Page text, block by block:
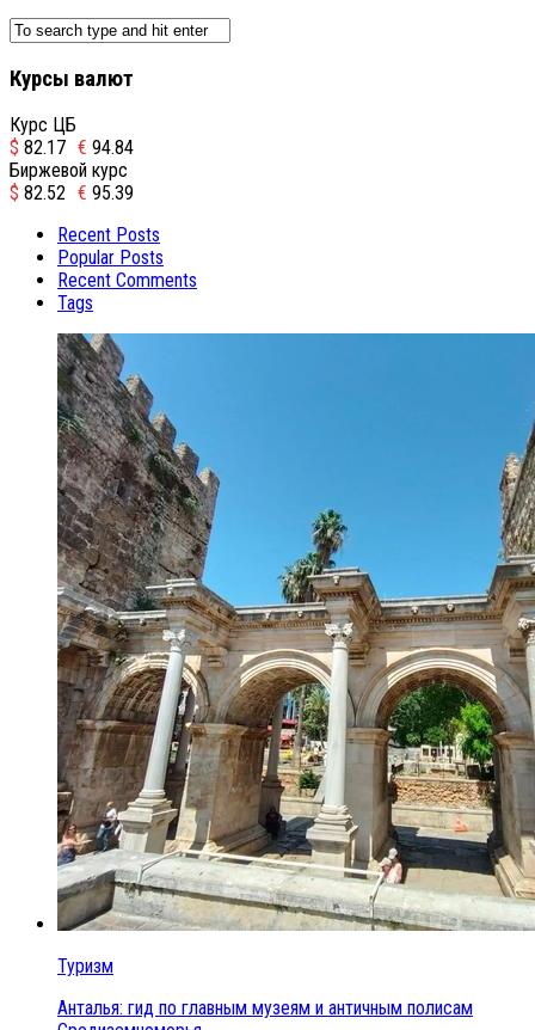
Курсы валют
Курс ЦБ
$ 82.17 € 94.84
Биржевой курс
$ 82.52 € 95.39
Recent Posts
Popular Posts
Recent Comments
Tags
Туризм
Анталья: гид по главным музеям и античным полисам